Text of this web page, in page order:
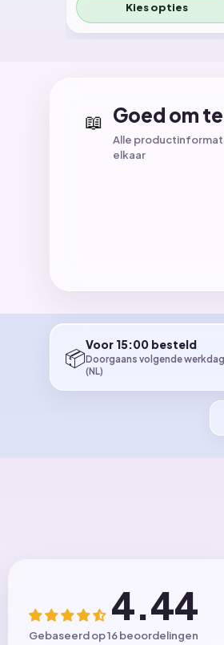
Kies opties
📖 Goed om
Alle
elkaar
📦
Voor 15:00 besteld
Doorgaans volgende
(NL)
4.44
Gebaseerd op 16 beoordelingen